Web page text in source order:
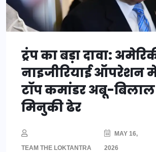
ट्रंप का बड़ा दावा:
नाइजीरियाई ऑपरेशन
टॉप कमांडर अबू-
मिनुकी ढेर
TEAM THE LOKTANTRA
MAY 16,
2026